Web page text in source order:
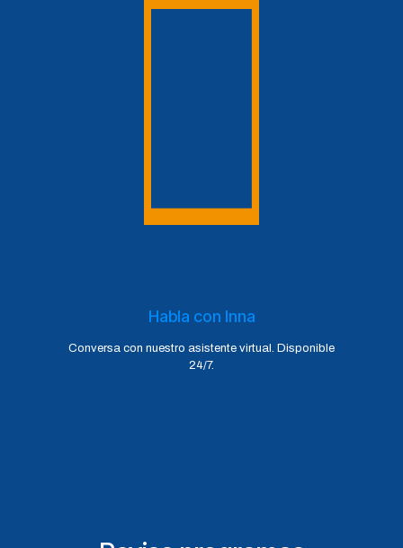
Habla con Inna
Conversa con nuestro asistente virtual. Disponible
24/7.